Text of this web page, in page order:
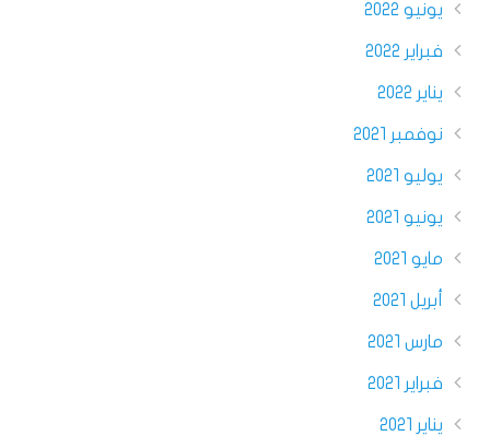
يونيو 2022
فبراير 2022
يناير 2022
نوفمبر 2021
يوليو 2021
يونيو 2021
مايو 2021
أبريل 2021
مارس 2021
فبراير 2021
يناير 2021